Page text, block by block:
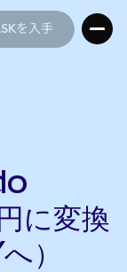
を入手
に変換
）